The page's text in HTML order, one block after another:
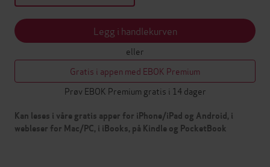
Legg i handlekurven
eller
Gratis i appen med EBOK Premium
Prøv EBOK Premium gratis i 14 dager
Kan leses i våre gratis apper for iPhone/iPad og Android, i
webleser for Mac/PC, i iBooks, på Kindle og PocketBook